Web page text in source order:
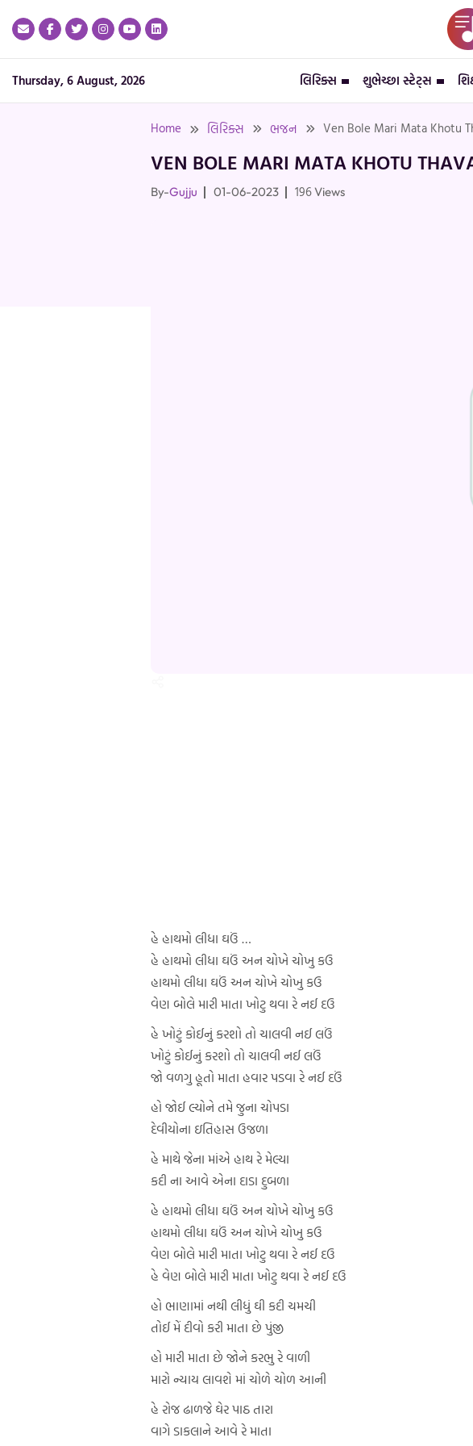
Thursday, 6 August, 2026 લિરિક્સ શુભેચ્છા સ્ટેટ્સ
Home લિરિક્સ ભજન Ven Bole Mari Mata Khotu
VEN BOLE MARI MATA KHOTU
By-Gujju 01-06-2023 196Views
હે હાથમો લીધા ઘઉં …
હે હાથમો લીધા ઘઉં અન ચોખે ચોખુ કઉ
હાથમો લીધા ઘઉં અન ચોખે ચોખુ કઉ
વેણ બોલે મારી માતા ખોટુ થવા રે નઈ દઉ
હે ખોટું કોઈનું કરશો તો ચાલવી નઈ લઉં
ખોટું કોઈનું કરશો તો ચાલવી નઈ લઉં
જો વળગુ હૂતો માતા હવાર પડવા રે નઈ દઉં
હો જોઈ લ્યોને તમે જુના ચોપડા
દેવીયોના ઇતિહાસ ઉજળા
હે માથે જેના માંએ હાથ રે મેલ્યા
કદી ના આવે એના દાડા દુબળા
હે હાથમો લીધા ઘઉં અન ચોખે ચોખુ કઉ
હાથમો લીધા ઘઉં અન ચોખે ચોખુ કઉ
વેણ બોલે મારી માતા ખોટુ થવા રે નઈ દઉ
હે વેણ બોલે મારી માતા ખોટુ થવા રે નઈ દઉ
હો ભાણામાં નથી લીધું ઘી કદી ચમચી
તોઈ મેં દીવો કરી માતા છે પુંજી
હો મારી માતા છે જોને કરભુ રે વાળી
મારો ન્યાય લાવશે માં ચોળે ચોળ આની
હે રોજ ઢાળજે ઘેર પાઠ તારા
વાગે ડાકલાને આવે રે માતા